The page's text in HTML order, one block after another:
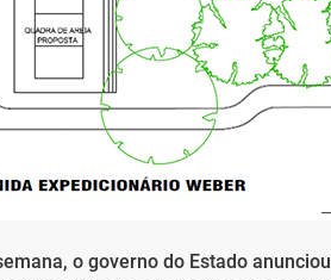
o governo do Estado